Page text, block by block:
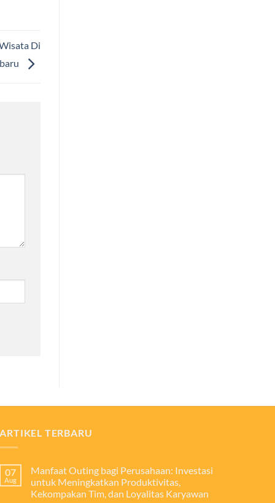
Di
ARTIKEL TERBARU
07
Aug
Manfaat Outing bagi Perusahaan: Investasi
untuk Meningkatkan Produktivitas,
Kekompakan Tim, dan Loyalitas Karyawan